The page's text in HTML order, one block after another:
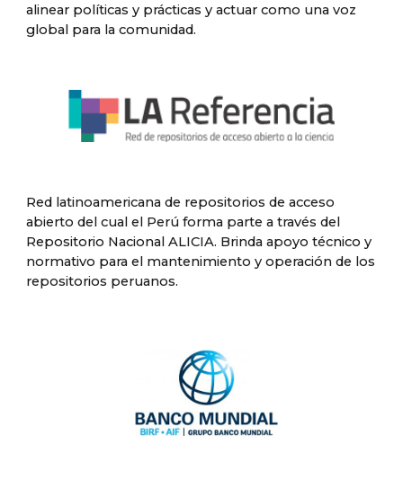
alinear políticas y prácticas y actuar como una voz
global para la comunidad.
Red latinoamericana de repositorios de acceso
abierto del cual el Perú forma parte a través del
Repositorio Nacional ALICIA. Brinda apoyo técnico y
normativo para el mantenimiento y operación de los
repositorios peruanos.